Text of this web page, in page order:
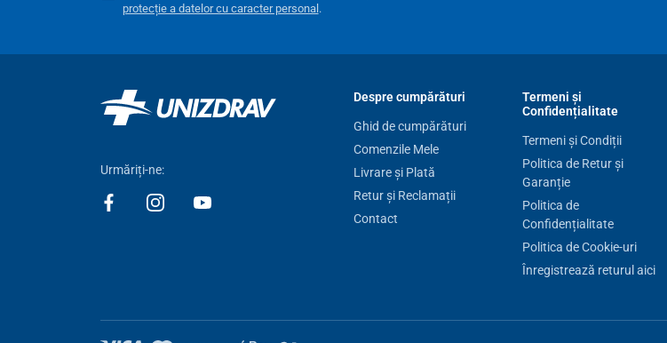
protecție a datelor cu caracter personal .
Urmăriți-ne:
Despre cumpărături
Ghid de cumpărături
Comenzile Mele
Livrare și Plată
Retur și Reclamații
Contact
Termeni și
Confidențialitate
Termeni și Condiții
Politica de Retur și
Garanție
Politica de
Confidențialitate
Politica de Cookie-uri
Înregistrează returul aici